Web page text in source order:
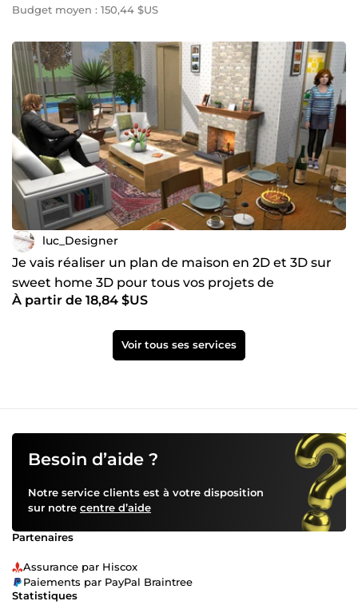
Budget moyen : 150,44 $US
luc_Designer
Je vais réaliser un plan de maison en 2D et 3D sur
sweet home 3D pour tous vos projets de
construction
À partir de 18,84 $US
Voir tous ses services
Besoin d’aide ?
Notre service clients est à votre disposition
sur notre centre d’aide
Partenaires
Assurance par Hiscox
Paiements par PayPal Braintree
Statistiques